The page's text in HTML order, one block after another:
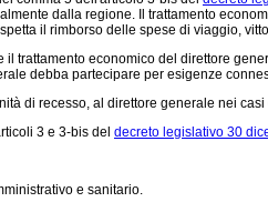
dalla regione. Il trattamento
il rimborso delle spese di viaggio,
trattamento economico del direttore
debba partecipare per esigenze
di recesso, al direttore generale nei
3 e 3-bis del decreto legislativo 30
e sanitario.